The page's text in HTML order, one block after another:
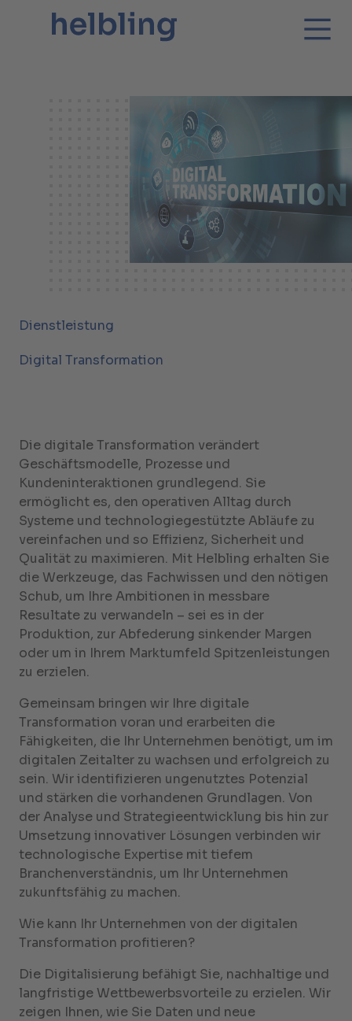
Dienstleistung
Digital Transformation
Die digitale Transformation verändert
Geschäftsmodelle, Prozesse und
Kundeninteraktionen grundlegend. Sie
ermöglicht es, den operativen Alltag durch
Systeme und technologiegestützte Abläufe zu
vereinfachen und so Effizienz, Sicherheit und
Qualität zu maximieren. Mit Helbling erhalten Sie
die Werkzeuge, das Fachwissen und den nötigen
Schub, um Ihre Ambitionen in messbare
Resultate zu verwandeln – sei es in der
Produktion, zur Abfederung sinkender Margen
oder um in Ihrem Marktumfeld Spitzenleistungen
zu erzielen.
Gemeinsam bringen wir Ihre digitale
Transformation voran und erarbeiten die
Fähigkeiten, die Ihr Unternehmen benötigt, um im
digitalen Zeitalter zu wachsen und erfolgreich zu
sein. Wir identifizieren ungenutztes Potenzial
und stärken die vorhandenen Grundlagen. Von
der Analyse und Strategieentwicklung bis hin zur
Umsetzung innovativer Lösungen verbinden wir
technologische Expertise mit tiefem
Branchenverständnis, um Ihr Unternehmen
zukunftsfähig zu machen.
Wie kann Ihr Unternehmen von der digitalen
Transformation profitieren?
Die Digitalisierung befähigt Sie, nachhaltige und
langfristige Wettbewerbsvorteile zu erzielen. Wir
zeigen Ihnen, wie Sie Daten und neue